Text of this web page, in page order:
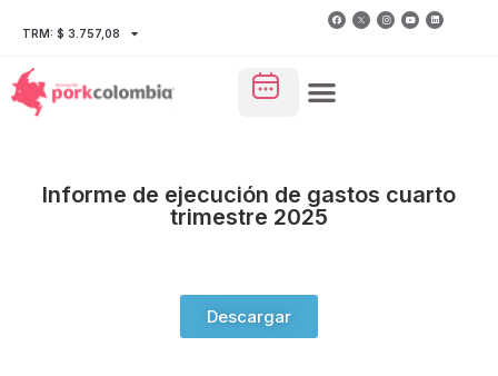
TRM: $ 3.757,08
Informe de ejecución de gastos cuarto
trimestre 2025
Descargar